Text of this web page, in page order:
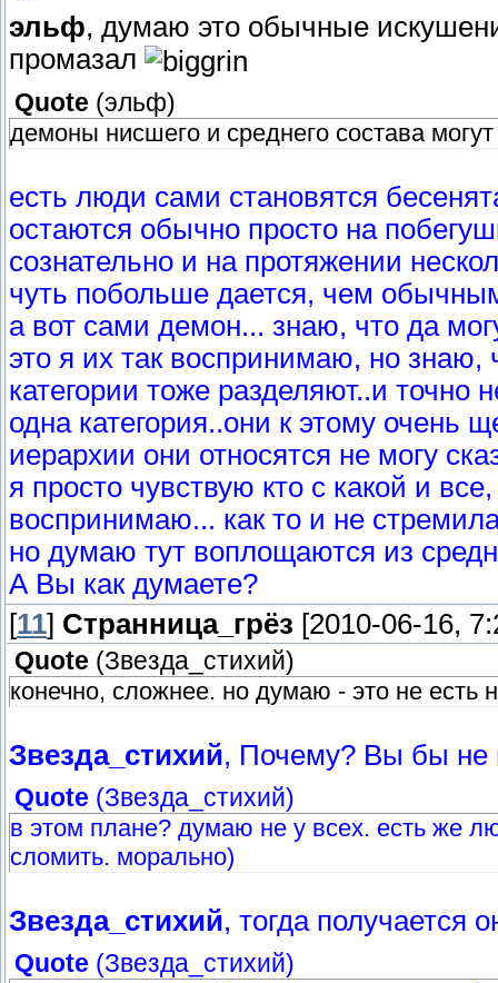
эльф, думаю это обычные
промазал
Quote (эльф)
демоны нисшего и среднего состава
есть люди сами становятся
остаются обычно просто на
сознательно и на протяжении
чуть побольше дается, чем
а вот сами демон... знаю, что да
это я их так воспринимаю, но знаю,
категории тоже разделяют..и точно
одна категория..они к этому очень
иерархии они относятся не могу
я просто чувствую кто с какой и
воспринимаю... как то и не
но думаю тут воплощаются из
А Вы как думаете?
[11] Странница_грёз [2010-06-16,
Quote (Звезда_стихий)
конечно, сложнее. но думаю - это не есть
Звезда_стихий, Почему? Вы бы не
Quote (Звезда_стихий)
в этом плане? думаю не у всех. есть же
сломить. морально)
Звезда_стихий, тогда получается
Quote (Звезда_стихий)